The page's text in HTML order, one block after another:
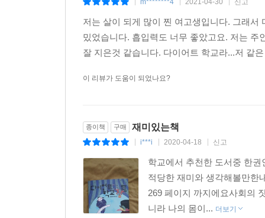
저는 살이 되게 많이 찐 여고생입니다. 그래
밌었습니다. 흡입력도 너무 좋았고요. 저는
잘 지은것 같습니다. 다이어트 학교라...저 같
이 리뷰가 도움이 되었나요?
종이책 구매 재미있는책
i***i 2020-04-18 신고
학교에서 추천한 도서중 한
적당한 재미와 생각해볼만한
269 페이지 까지에요사회의
니라 나의 몸이... 더보기